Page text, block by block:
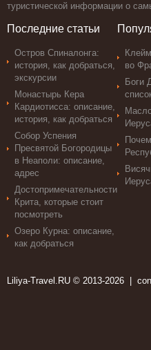
туристической информации о
Последние статьи
Остров Спиналонга:
история, как добраться,
экскурсии
Монастырь Кера
Кардиотисса: описание,
история, как добраться
Собор Успения
Пресвятой Богородицы
в Неаполи: описание,
адрес
Достопримечательности
Крита, которые стоит
посмотреть
Озеро Курна: описание,
как добраться
во
Боги
Liliya-Travel.RU © 2013-2026 |